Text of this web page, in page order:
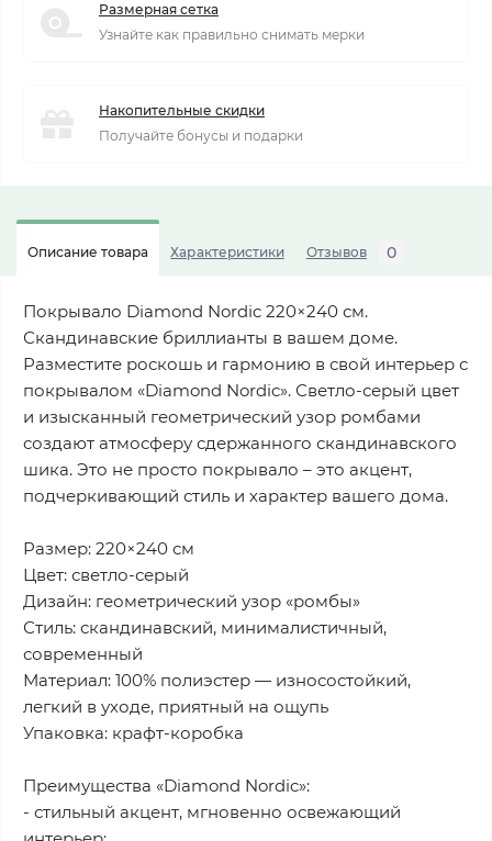
Размерная сетка
Узнайте как правильно снимать мерки
Накопительные скидки
Получайте бонусы и подарки
Описание товара Характеристики Отзывов 0
Покрывало Diamond Nordic 220×240 см.
Скандинавские бриллианты в вашем доме.
Разместите роскошь и гармонию в свой интерьер с
покрывалом «Diamond Nordic». Светло-серый цвет
и изысканный геометрический узор ромбами
создают атмосферу сдержанного скандинавского
шика. Это не просто покрывало – это акцент,
подчеркивающий стиль и характер вашего дома.
Размер: 220×240 см
Цвет: светло-серый
Дизайн: геометрический узор «ромбы»
Стиль: скандинавский, минималистичный,
современный
Материал: 100% полиэстер — износостойкий,
легкий в уходе, приятный на ощупь
Упаковка: крафт-коробка
Преимущества «Diamond Nordic»:
- стильный акцент, мгновенно освежающий